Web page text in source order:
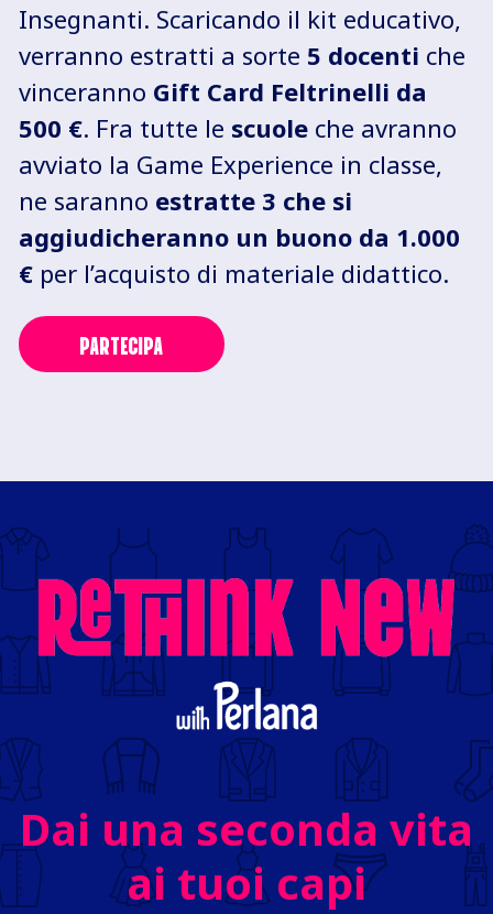
Insegnanti. Scaricando il kit educativo,
verranno estratti a sorte 5 docenti che
vinceranno Gift Card Feltrinelli da
500 €. Fra tutte le scuoleche avranno
avviato la Game Experience in classe,
ne saranno estratte 3 che si
aggiudicheranno un buono da 1.000
€per l’acquisto di materiale didattico.
PARTECIPA
Dai una seconda vita
ai tuoi capi